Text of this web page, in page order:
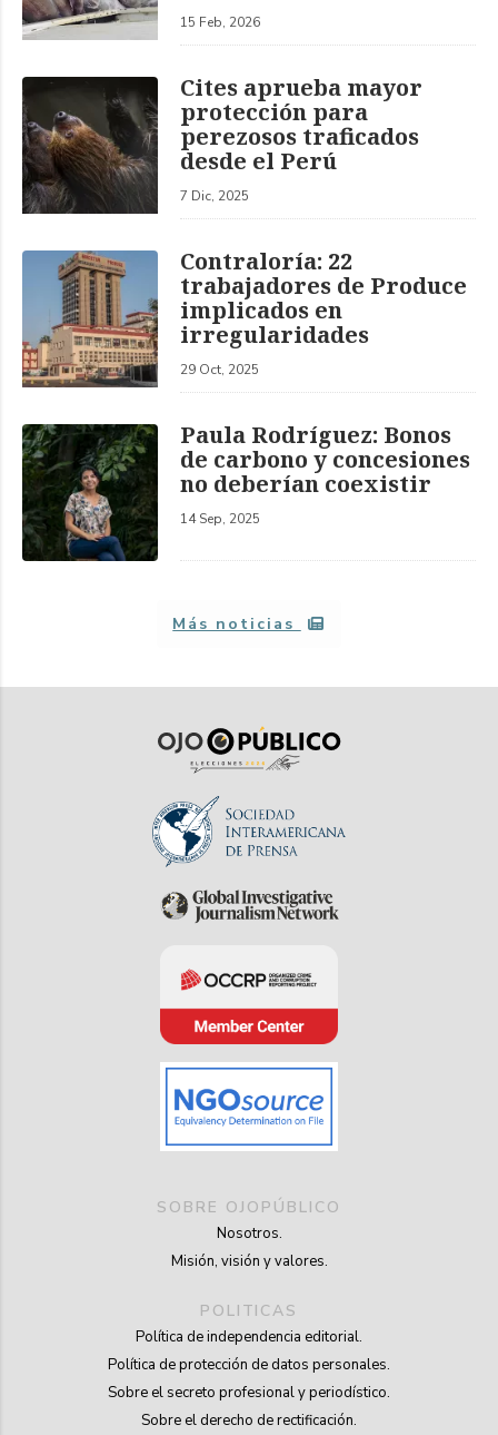
15 Feb, 2026
Cites aprueba mayor
protección para
perezosos traficados
desde el Perú
7 Dic, 2025
Contraloría: 22
trabajadores de Produce
implicados en
irregularidades
29 Oct, 2025
Paula Rodríguez: Bonos
de carbono y concesiones
no deberían coexistir
14 Sep, 2025
Más noticias
SOBRE OJOPÚBLICO
Nosotros.
Misión, visión y valores.
POLITICAS
Política de independencia editorial.
Política de protección de datos personales.
Sobre el secreto profesional y periodístico.
Sobre el derecho de rectificación.